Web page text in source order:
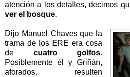
atención a los detalles, decimos
ver el bosque.
Dijo Manuel Chaves que la
trama de los ERE era cosa
de cuatro golfos.
Posiblemente él y Griñán,
aforados, resulten